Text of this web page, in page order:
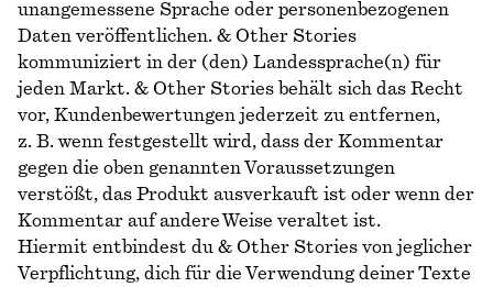
unangemessene Sprache oder personenbezogenen
Daten veröffentlichen. & Other Stories
kommuniziert in der (den) Landessprache(n) für
jeden Markt. & Other Stories behält sich das Recht
vor, Kundenbewertungen jederzeit zu entfernen,
z. B. wenn festgestellt wird, dass der Kommentar
gegen die oben genannten Voraussetzungen
verstößt, das Produkt ausverkauft ist oder wenn der
Kommentar auf andere Weise veraltet ist.
Hiermit entbindest du & Other Stories von jeglicher
Verpflichtung, dich für die Verwendung deiner Texte